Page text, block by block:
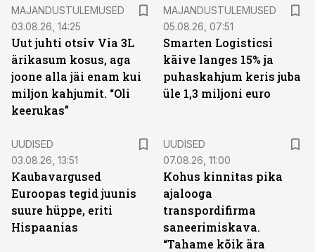
MAJANDUSTULEMUSED
03.08.26, 14:25
Uut juhti otsiv Via 3L
ärikasum kosus, aga
joone alla jäi enam kui
miljon kahjumit. “Oli
keerukas”
MAJANDUSTULEMUSED
05.08.26, 07:51
Smarten Logisticsi
käive langes 15% ja
puhaskahjum keris juba
üle 1,3 miljoni euro
UUDISED
03.08.26, 13:51
Kaubavargused
Euroopas tegid juunis
suure hüppe, eriti
Hispaanias
UUDISED
07.08.26, 11:00
Kohus kinnitas pika
ajalooga
transpordifirma
saneerimiskava.
“Tahame kõik ära